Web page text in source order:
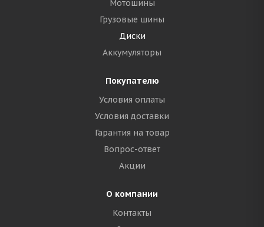
Мотошины
Грузовые шины
Диски
Аккумуляторы
Покупателю
Условия оплаты
Условия доставки
Гарантия на товар
Вопрос-ответ
Акции
О компании
Контакты